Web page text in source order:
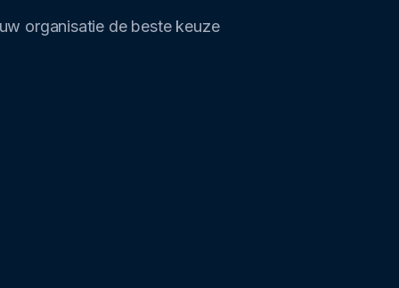
organisatie de beste keuze